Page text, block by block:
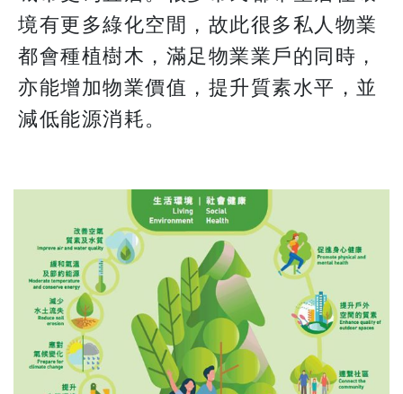
境有更多綠化空間，故此很多私人物業
都會種植樹木，滿足物業業戶的同時，
亦能增加物業價值，提升質素水平，並
減低能源消耗。